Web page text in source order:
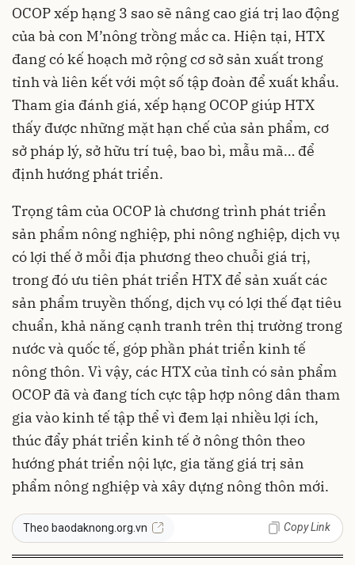
OCOP xếp hạng 3 sao sẽ nâng cao giá trị lao động
của bà con M’nông trồng mắc ca. Hiện tại, HTX
đang có kế hoạch mở rộng cơ sở sản xuất trong
tỉnh và liên kết với một số tập đoàn để xuất khẩu.
Tham gia đánh giá, xếp hạng OCOP giúp HTX
thấy được những mặt hạn chế của sản phẩm, cơ
sở pháp lý, sở hữu trí tuệ, bao bì, mẫu mã… để
định hướng phát triển.
Trọng tâm của OCOP là chương trình phát triển
sản phẩm nông nghiệp, phi nông nghiệp, dịch vụ
có lợi thế ở mỗi địa phương theo chuỗi giá trị,
trong đó ưu tiên phát triển HTX để sản xuất các
sản phẩm truyền thống, dịch vụ có lợi thế đạt tiêu
chuẩn, khả năng cạnh tranh trên thị trường trong
nước và quốc tế, góp phần phát triển kinh tế
nông thôn. Vì vậy, các HTX của tỉnh có sản phẩm
OCOP đã và đang tích cực tập hợp nông dân tham
gia vào kinh tế tập thể vì đem lại nhiều lợi ích,
thúc đẩy phát triển kinh tế ở nông thôn theo
hướng phát triển nội lực, gia tăng giá trị sản
phẩm nông nghiệp và xây dựng nông thôn mới.
Theo baodaknong.org.vn Copy Link